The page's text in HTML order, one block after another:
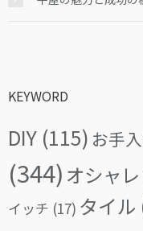
KEYWORD
DIY (115) お手
(344) オシャレ
イッチ (17) タイル